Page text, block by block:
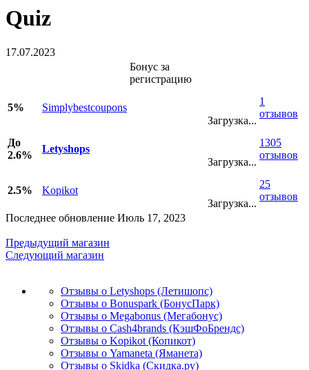
Quiz
17.07.2023
Бонус за
регистрацию
5%
Simplybestcoupons
Загрузка...
1
отзывов
До
2.6%
Letyshops
Загрузка...
1305
отзывов
2.5%
Kopikot
Загрузка...
25
отзывов
Последнее обновление Июль 17, 2023
Предыдущий магазин
Следующий магазин
Отзывы о Letyshops (Летишопс)
Отзывы о Bonuspark (БонусПарк)
Отзывы о Megabonus (Мегабонус)
Отзывы о Cash4brands (КэшФоБрендс)
Отзывы о Kopikot (Копикот)
Отзывы о Yamaneta (Яманета)
Отзывы о Skidka (Скидка.ру)